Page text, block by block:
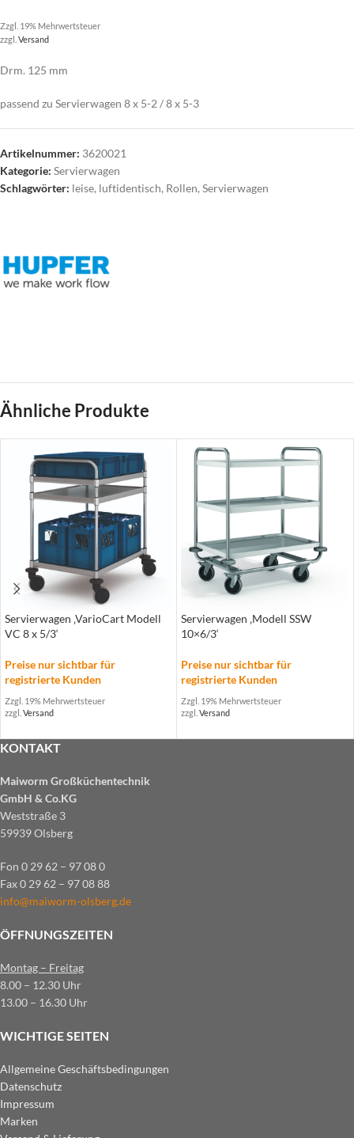
Zzgl. 19% Mehrwertsteuer
zzgl. Versand
Drm. 125 mm
passend zu Servierwagen 8 x 5-2 / 8 x 5-3
Artikelnummer: 3620021
Kategorie: Servierwagen
Schlagwörter: leise, luftidentisch, Rollen, Servierwagen
Ähnliche Produkte
Servierwagen ‚VarioCart Modell
VC 8 x 5/3‘
Preise nur sichtbar für
registrierte Kunden
Zzgl. 19% Mehrwertsteuer
zzgl. Versand
Servierwagen ‚Modell SSW
10×6/3‘
Preise nur sichtbar für
registrierte Kunden
Zzgl. 19% Mehrwertsteuer
zzgl. Versand
KONTAKT
Maiworm Großküchentechnik
GmbH & Co.KG
Weststraße 3
59939 Olsberg
Fon 0 29 62 – 97 08 0
Fax 0 29 62 – 97 08 88
info@maiworm-olsberg.de
ÖFFNUNGSZEITEN
Montag – Freitag
8.00 – 12.30 Uhr
13.00 – 16.30 Uhr
WICHTIGE SEITEN
Allgemeine Geschäftsbedingungen
Datenschutz
Impressum
Marken